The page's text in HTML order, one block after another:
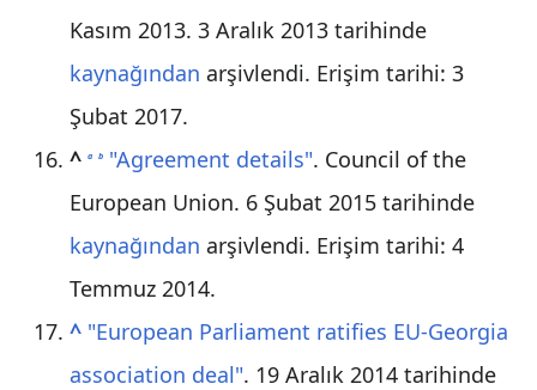
Kasım 2013. 3 Aralık 2013 tarihinde
kaynağından arşivlendi. Erişim tarihi: 3
Şubat 2017.
^ a b "Agreement details". Council of the
European Union. 6 Şubat 2015 tarihinde
kaynağından arşivlendi. Erişim tarihi: 4
Temmuz2014.
^ "European Parliament ratifies EU-Georgia
association deal". 19 Aralık 2014 tarihinde